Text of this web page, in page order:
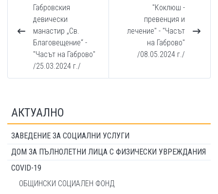
Габровския
девически
манастир „Св.
Благовещение“ -
"Часът на Габрово"
/25.03.2024 г./
"Коклюш -
превенция и
лечение" - "Часът
на Габрово"
/08.05.2024 г./
АКТУАЛНО
ЗАВЕДЕНИЕ ЗА СОЦИАЛНИ УСЛУГИ
ДОМ ЗА ПЪЛНОЛЕТНИ ЛИЦА С ФИЗИЧЕСКИ УВРЕЖДАНИЯ
COVID-19
ОБЩИНСКИ СОЦИАЛЕН ФОНД